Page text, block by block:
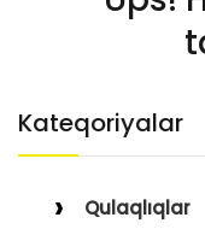
Kateqoriyalar
Qulaqlıqlar